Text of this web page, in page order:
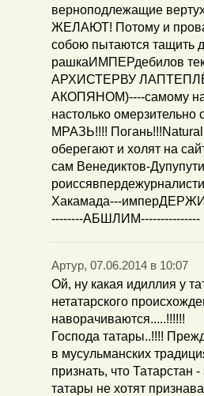
верноподлежащие
ЖЕЛАЮТ! Потому и
собою пытаются тащить
рашкаИМПЕРдебилов
АРХИСТЕРВУ
АКОПЯНОМ)----самому
настолько омерзительно
МРАЗЬ!!!!
оберегают и холят на
сам Венедиктов-
Хакамада---
--------АБШЛИМ---------------
Артур, 07.06.2014 в 10:07
Ой, ну какая идиллия у
нетатарского
наворачиваются.....!!!!!!
Господа татары..!!!!
в мусульманских
признать, что Татарстан
татары не хотят